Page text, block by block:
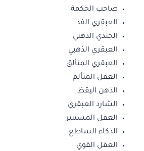
صاحب الحكمة
العبقري الفذ
الجندي الذهني
العبقري الذهبي
العبقري المتألق
العقل المتألم
الذهن اليقظ
الشارد العبقري
العقل المستنير
الذكاء الساطع
العقل القوي